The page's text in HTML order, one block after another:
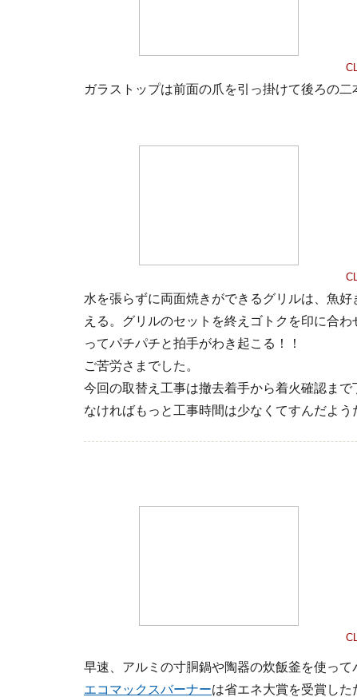
ガラストップは前面の爪を引っ掛けて後ろの二
水を張らずに両面焼きができるグリルは、魚
える。グリルのセットを終えゴトクを印に合
ってパチパチと拍手がわき起こる！！
ご苦労さまでした。
今回の取替え工事は撤去着手から着火確認ま
なければもっと工事時間は少なくてすんだよう
早速、アルミの寸胴鍋や陶器の炊飯釜を使って
エコマックスバーナーは省エネ大賞を受賞し